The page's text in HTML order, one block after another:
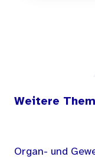
Weitere
Organ- und